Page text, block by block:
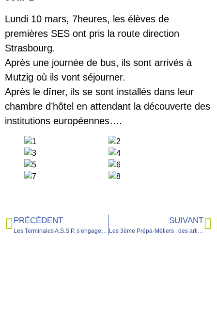
Lundi 10 mars, 7heures, les élèves de
premières SES ont pris la route direction
Strasbourg.
Après une journée de bus, ils sont arrivés à
Mutzig où ils vont séjourner.
Après le dîner, ils se sont installés dans leur
chambre d’hôtel en attendant la découverte des
institutions européennes….
PRÉCÉDENT
Les Terminales A.S.S.P. s’engagent pour la journée internationale des droits des femmes
SUIVANT
Les 3ème Prépa-Métiers : des artistes impliqués !